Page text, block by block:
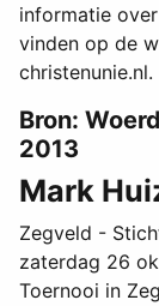
informatie
vinden op de
christenunie.nl.
Bron:
2013
Mark
Zegveld -
zaterdag 26
Toernooi in